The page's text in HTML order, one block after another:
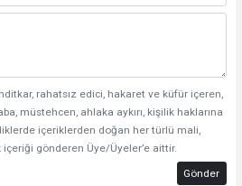
rahatsız edici, hakaret ve küfür içeren,
müstehcen, ahlaka aykırı, kişilik haklarına
içeriklerden doğan her türlü mali,
gönderen Üye/Üyeler’e aittir.
Gönder